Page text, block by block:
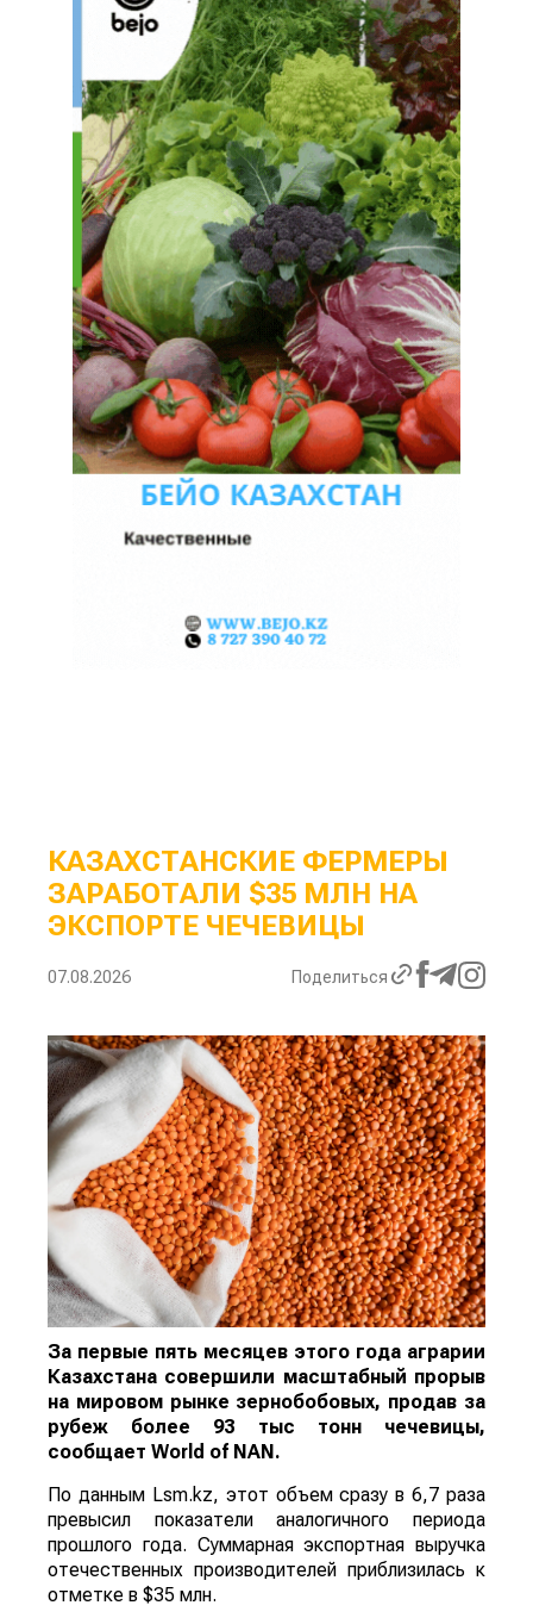
КАЗАХСТАНСКИЕ ФЕРМЕРЫ
ЗАРАБОТАЛИ $35 МЛН НА
ЭКСПОРТЕ ЧЕЧЕВИЦЫ
07.08.2026 Поделиться
За первые пять месяцев этого года аграрии
Казахстана совершили масштабный прорыв
на мировом рынке зернобобовых, продав за
рубеж более 93 тыс тонн чечевицы,
сообщает World of NAN.
По данным Lsm.kz, этот объем сразу в 6,7 раза
превысил показатели аналогичного периода
прошлого года. Суммарная экспортная выручка
отечественных производителей приблизилась к
отметке в $35 млн.